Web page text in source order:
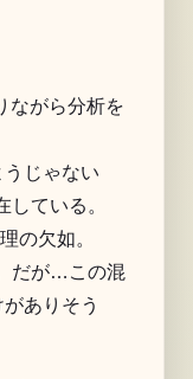
ながら分析を
じゃない
ている。
の欠如。
だが…この混
ありそう